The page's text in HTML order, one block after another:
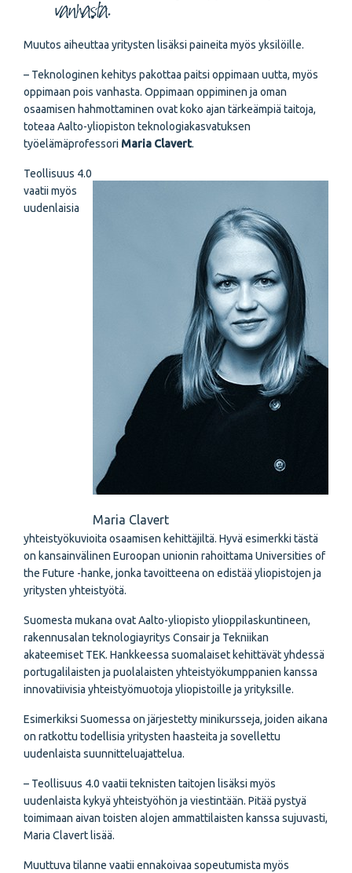
vanhasta.
Muutos aiheuttaa yritysten lisäksi paineita myös yksilöille.
– Teknologinen kehitys pakottaa paitsi oppimaan uutta, myös
oppimaan pois vanhasta. Oppimaan oppiminen ja oman
osaamisen hahmottaminen ovat koko ajan tärkeämpiä taitoja,
toteaa Aalto-yliopiston teknologiakasvatuksen
työelämäprofessori Maria Clavert.
Maria Clavert
Teollisuus 4.0
vaatii myös
uudenlaisia
yhteistyökuvioita osaamisen kehittäjiltä. Hyvä esimerkki tästä
on kansainvälinen Euroopan unionin rahoittama Universities of
the Future -hanke, jonka tavoitteena on edistää yliopistojen ja
yritysten yhteistyötä.
Suomesta mukana ovat Aalto-yliopisto ylioppilaskuntineen,
rakennusalan teknologiayritys Consair ja Tekniikan
akateemiset TEK. Hankkeessa suomalaiset kehittävät yhdessä
portugalilaisten ja puolalaisten yhteistyökumppanien kanssa
innovatiivisia yhteistyömuotoja yliopistoille ja yrityksille.
Esimerkiksi Suomessa on järjestetty minikursseja, joiden aikana
on ratkottu todellisia yritysten haasteita ja sovellettu
uudenlaista suunnitteluajattelua.
– Teollisuus 4.0 vaatii teknisten taitojen lisäksi myös
uudenlaista kykyä yhteistyöhön ja viestintään. Pitää pystyä
toimimaan aivan toisten alojen ammattilaisten kanssa sujuvasti,
Maria Clavert lisää.
Muuttuva tilanne vaatii ennakoivaa sopeutumista myös